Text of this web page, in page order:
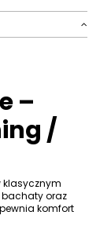
–
/
klasycznym
bachaty oraz
komfort